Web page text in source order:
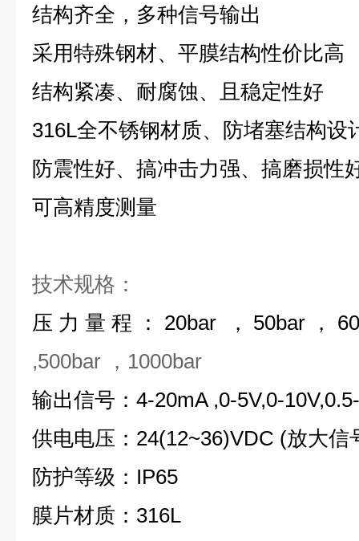
结构齐全，多种信号输出
采用特殊钢材、平膜结构性价比高
结构紧凑、耐腐蚀、且稳定性好
316L全不锈钢材质、防堵塞结构设
防震性好、搞冲击力强、搞磨损性
可高精度测量
技术规格：
压力量程：20bar ，50bar，
,500bar ，1000bar
输出信号：4-20mA ,0-5V,0-
供电电压：24(12~36)VDC (放大信
防护等级：IP65
膜片材质：316L